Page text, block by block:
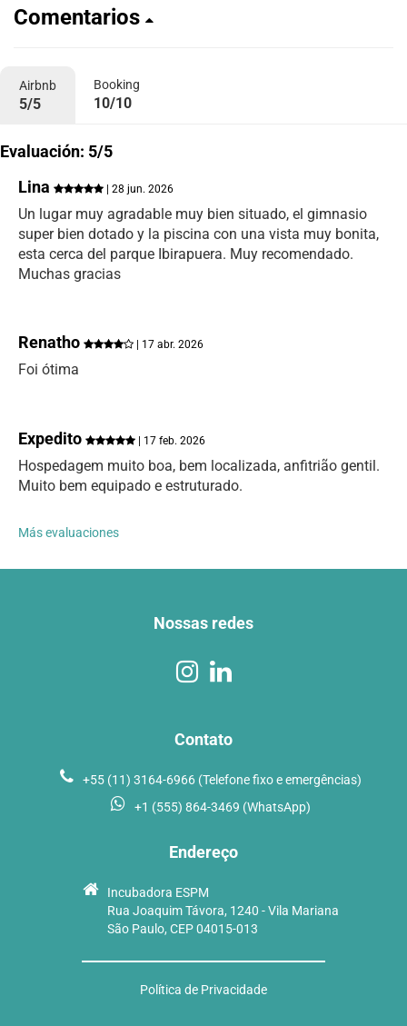
Comentarios
Airbnb
5/5
Booking
10/10
Evaluación: 5/5
Lina
| 28 jun. 2026
Un lugar muy agradable muy bien situado, el gimnasio
super bien dotado y la piscina con una vista muy bonita,
esta cerca del parque Ibirapuera. Muy recomendado.
Muchas gracias
Renatho | 17 abr. 2026
Foi ótima
Expedito | 17 feb. 2026
Hospedagem muito boa, bem localizada, anfitrião gentil.
Muito bem equipado e estruturado.
Más evaluaciones
Nossas redes
Contato
+55 (11) 3164-6966 (Telefone fixo e emergências)
+1 (555) 864-3469 (WhatsApp)
Endereço
Incubadora ESPM
Rua Joaquim Távora, 1240 - Vila Mariana
São Paulo, CEP 04015-013
Política de Privacidade